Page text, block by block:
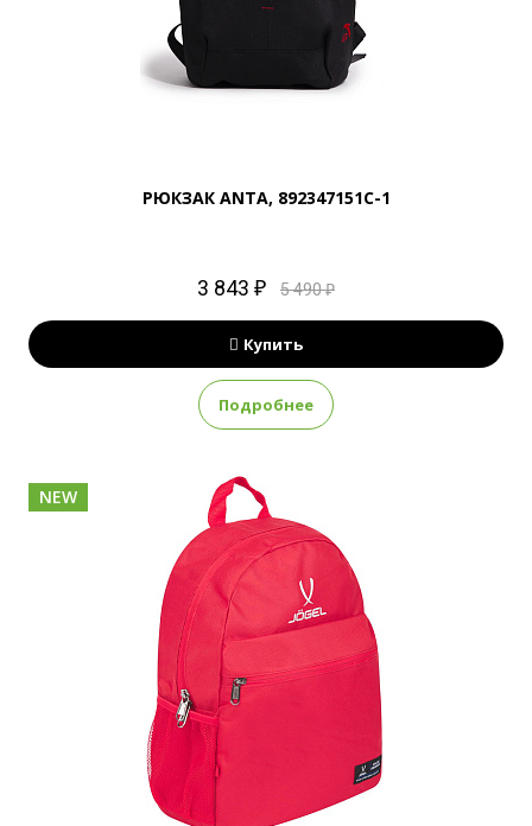
РЮКЗАК ANTA, 892347151C-1
3 843 ₽ 5 490 ₽
Купить
Подробнее
NEW